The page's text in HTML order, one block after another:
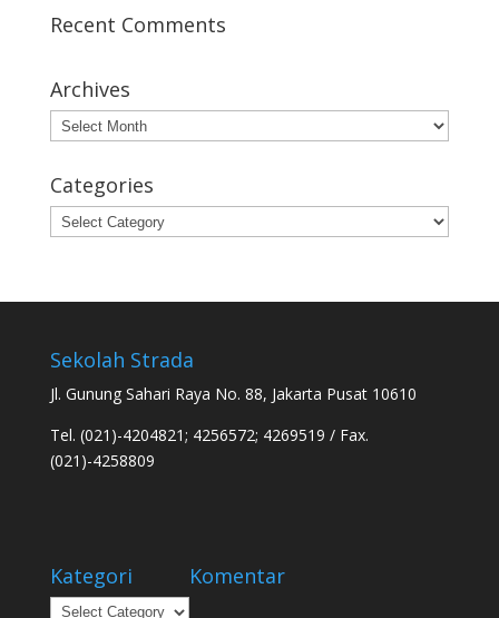
Recent Comments
Archives
Archives
Categories
Categories
Sekolah Strada
Jl. Gunung Sahari Raya No. 88, Jakarta Pusat 10610
Tel. (021)-4204821; 4256572; 4269519 / Fax.
(021)-4258809
Kategori
Kategori
Komentar